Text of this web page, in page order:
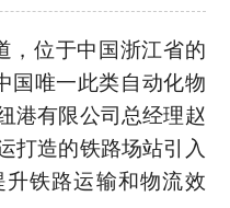
，位于中国浙江省的
国唯一此类自动化物
港有限公司总经理赵
打造的铁路场站引入
铁路运输和物流效